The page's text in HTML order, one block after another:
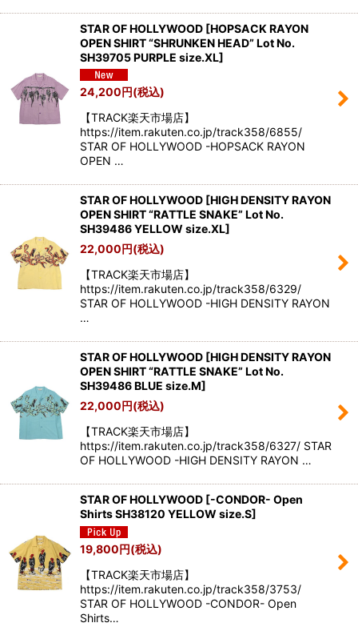
STAR OF HOLLYWOOD [HOPSACK RAYON
OPEN SHIRT “SHRUNKEN HEAD” Lot No.
SH39705 PURPLE size.XL]
24,200円(税込)
【TRACK楽天市場店】
https://item.rakuten.co.jp/track358/6855/
STAR OF HOLLYWOOD -HOPSACK RAYON
OPEN …
STAR OF HOLLYWOOD [HIGH DENSITY RAYON
OPEN SHIRT “RATTLE SNAKE” Lot No.
SH39486 YELLOW size.XL]
22,000円(税込)
【TRACK楽天市場店】
https://item.rakuten.co.jp/track358/6329/
STAR OF HOLLYWOOD -HIGH DENSITY RAYON
…
STAR OF HOLLYWOOD [HIGH DENSITY RAYON
OPEN SHIRT “RATTLE SNAKE” Lot No.
SH39486 BLUE size.M]
22,000円(税込)
【TRACK楽天市場店】
https://item.rakuten.co.jp/track358/6327/ STAR
OF HOLLYWOOD -HIGH DENSITY RAYON …
STAR OF HOLLYWOOD [-CONDOR- Open
Shirts SH38120 YELLOW size.S]
19,800円(税込)
【TRACK楽天市場店】
https://item.rakuten.co.jp/track358/3753/
STAR OF HOLLYWOOD -CONDOR- Open
Shirts…